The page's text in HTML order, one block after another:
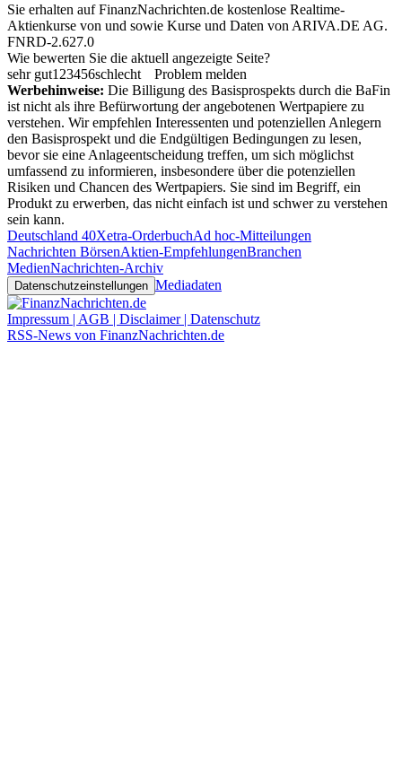
Sie erhalten auf FinanzNachrichten.de kostenlose Realtime-
Aktienkurse von und sowie Kurse und Daten von ARIVA.DE AG.
FNRD-2.627.0
Wie bewerten Sie die aktuell angezeigte Seite?
sehr gut1 23456schlecht
Problem melden
Werbehinweise: Die Billigung des Basisprospekts durch die BaFin
ist nicht als ihre Befürwortung der angebotenen Wertpapiere zu
verstehen. Wir empfehlen Interessenten und potenziellen Anlegern
den Basisprospekt und die Endgültigen Bedingungen zu lesen,
bevor sie eine Anlageentscheidung treffen, um sich möglichst
umfassend zu informieren, insbesondere über die potenziellen
Risiken und Chancen des Wertpapiers. Sie sind im Begriff, ein
Produkt zu erwerben, das nicht einfach ist und schwer zu verstehen
sein kann.
Deutschland 40Xetra-OrderbuchAd hoc-Mitteilungen
Nachrichten BörsenAktien-EmpfehlungenBranchen
MedienNachrichten-Archiv
Datenschutzeinstellungen Mediadaten
Impressum | AGB | Disclaimer | Datenschutz
RSS-News von FinanzNachrichten.de